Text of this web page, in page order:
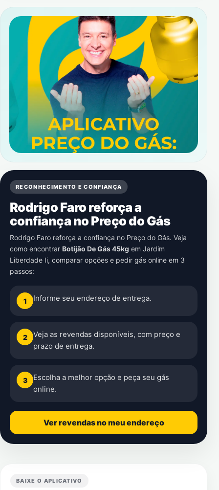
RECONHECIMENTO E CONFIANÇA
Rodrigo Faro reforça a
confiança no Preço do Gás
Rodrigo Faro reforça a confiança no Preço do Gás. Veja
como encontrar Botijão De Gás 45kg em Jardim
Liberdade Ii, comparar opções e pedir gás online em 3
passos:
1 Informe seu endereço de entrega.
2
Veja as revendas disponíveis, com preço e
prazo de entrega.
3
Escolha a melhor opção e peça seu gás
online.
Ver revendas no meu endereço
BAIXE O APLICATIVO